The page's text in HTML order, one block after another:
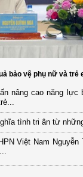
bảo vệ phụ nữ và trẻ
nâng cao năng
tình tri ân từ
Việt Nam
ký, đề xuất nhiệm
thực hiện Quyết
định phê duyệt